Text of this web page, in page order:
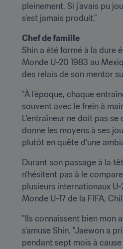
pleinement. Si j'avais pu
s'est jamais produit."
Chef de famille
Shin a été formé à la dure
Monde U-20 1983 au
des relais de son mentor
"À l'époque, chaque
souvent avec le frein à
L'entraîneur ne doit pas se
donne les moyens à ses
plutôt en quête d'une
Durant son passage à la
n'hésitent pas à le
plusieurs internationaux
Monde U-17 de la FIFA,
"Ils connaissent bien mon
s'amuse Shin. "Jaewon a
pendant sept mois à